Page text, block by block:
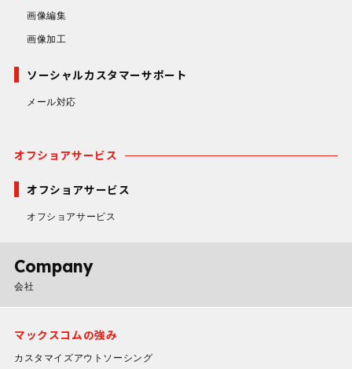
画像編集
画像加工
ソーシャルカスタマーサポート
メール対応
オフショアサービス
オフショアサービス
オフショアサービス
Company
会社
マックスコムの強み
カスタマイズアウトソーシング